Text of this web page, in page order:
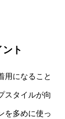
ト
用になること
スタイルが向
を多めに使っ